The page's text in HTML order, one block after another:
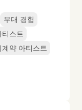
무대 경험
티스트
계약 아티스트